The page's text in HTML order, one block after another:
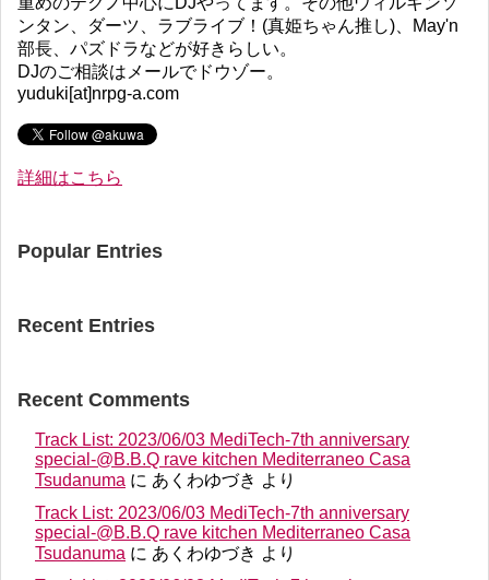
ンタン、ダーツ、ラブライブ！(真姫ちゃん推し)、May'n
部長、パズドラなどが好きらしい。
DJのご相談はメールでドウゾー。
yuduki[at]nrpg-a.com
詳細はこちら
Popular Entries
Recent Entries
Recent Comments
Track List: 2023/06/03 MediTech-7th anniversary
special-@B.B.Q rave kitchen Mediterraneo Casa
Tsudanuma に あくわゆづき より
Track List: 2023/06/03 MediTech-7th anniversary
special-@B.B.Q rave kitchen Mediterraneo Casa
Tsudanuma に あくわゆづき より